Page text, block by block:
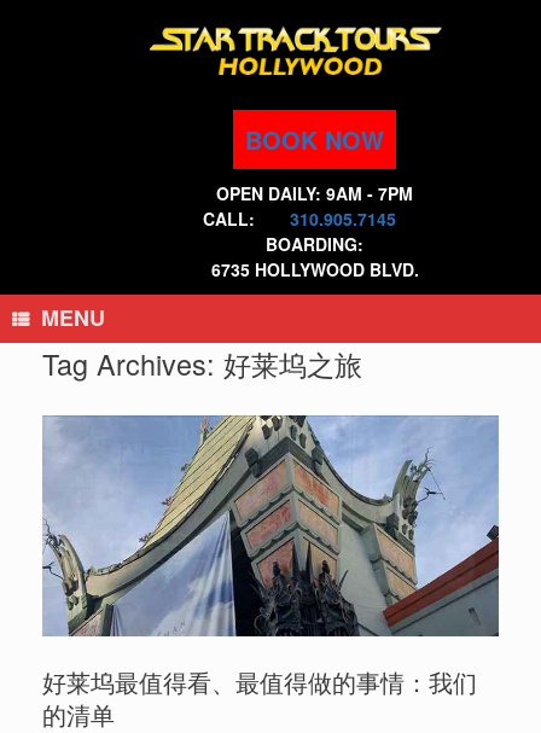
BOOK NOW
OPEN DAILY: 9AM - 7PM
CALL:
310.905.7145
BOARDING:
6735 HOLLYWOOD BLVD.
MENU
Tag Archives: 好莱坞之旅
好莱坞最值得看、最值得做的事情：我们
的清单